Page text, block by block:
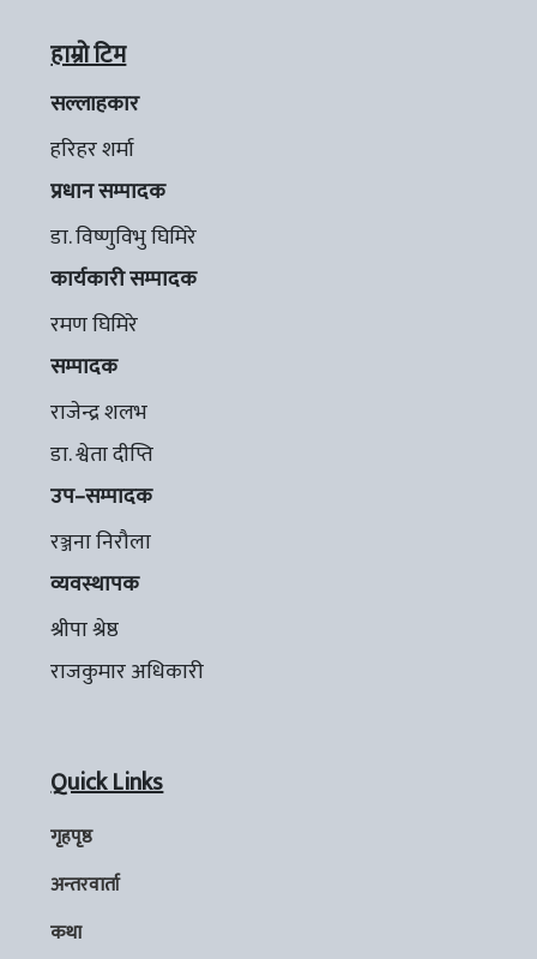
हाम्रो टिम
सल्लाहकार
हरिहर शर्मा
प्रधान सम्पादक
डा. विष्णुविभु घिमिरे
कार्यकारी सम्पादक
रमण घिमिरे
सम्पादक
राजेन्द्र शलभ
डा. श्वेता दीप्ति
उप–सम्पादक
रञ्जना निरौला
व्यवस्थापक
श्रीपा श्रेष्ठ
राजकुमार अधिकारी
Quick Links
गृहपृष्ठ
अन्तरवार्ता
कथा